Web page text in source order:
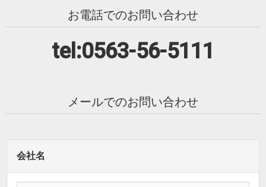
お電話でのお問い合わせ
tel:0563-56-5111
メールでのお問い合わせ
会社名